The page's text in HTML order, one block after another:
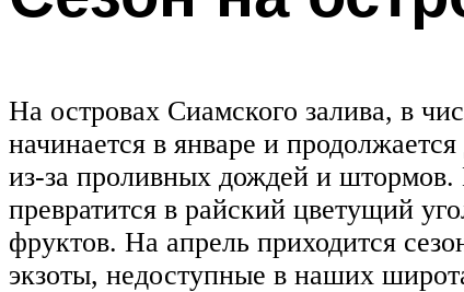
На островах Сиамского залива, в
начинается в январе и
из-за проливных дождей и штормов.
превратится в райский цветущий
фруктов. На апрель приходится
экзоты, недоступные в наших